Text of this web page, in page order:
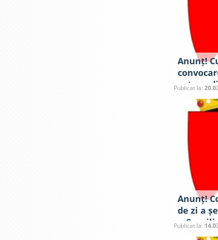
Anunț!
raional
2023
Publicat la:
Anunț!
de zi a
a
din 17
Publicat la: